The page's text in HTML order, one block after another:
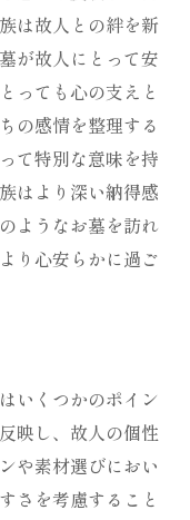
は故人との絆を新
が故人にとって安
っても心の支えと
の感情を整理する
て特別な意味を持
はより深い納得感
ようなお墓を訪れ
り心安らかに過ご
いくつかのポイン
映し、故人の個性
や素材選びにおい
さを考慮すること